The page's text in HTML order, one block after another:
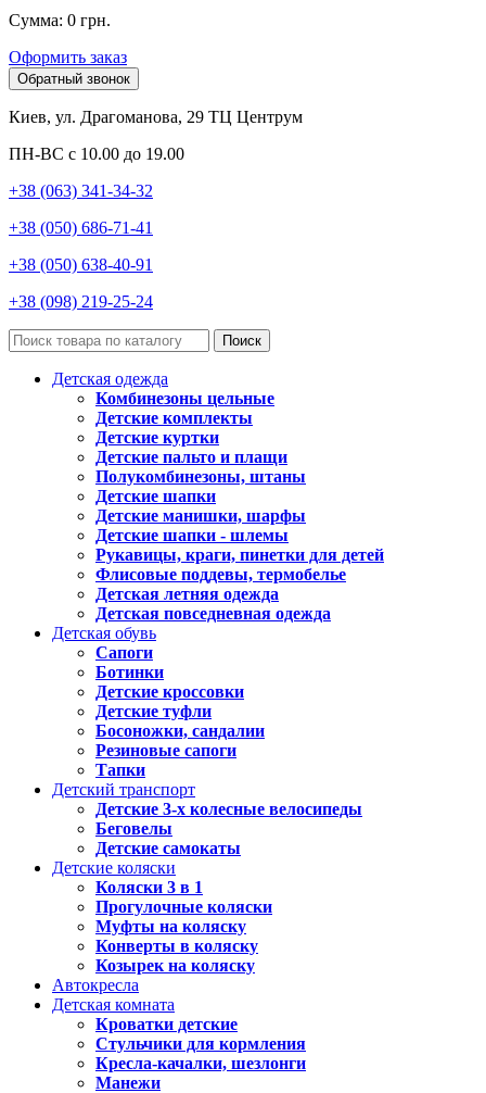
Сумма: 0 грн.
Оформить заказ
Обратный звонок
Киев, ул. Драгоманова, 29 ТЦ Центрум
ПН-ВС с 10.00 до 19.00
+38 (063) 341-34-32
+38 (050) 686-71-41
+38 (050) 638-40-91
+38 (098) 219-25-24
Поиск
Детская одежда
Комбинезоны цельные
Детские комплекты
Детские куртки
Детские пальто и плащи
Полукомбинезоны, штаны
Детские шапки
Детские манишки, шарфы
Детские шапки - шлемы
Рукавицы, краги, пинетки для детей
Флисовые поддевы, термобелье
Детская летняя одежда
Детская повседневная одежда
Детская обувь
Сапоги
Ботинки
Детские кроссовки
Детские туфли
Босоножки, сандалии
Резиновые сапоги
Тапки
Детский транспорт
Детские 3-х колесные велосипеды
Беговелы
Детские самокаты
Детские коляски
Коляски 3 в 1
Прогулочные коляски
Муфты на коляску
Конверты в коляску
Козырек на коляску
Автокресла
Детская комната
Кроватки детские
Стульчики для кормления
Кресла-качалки, шезлонги
Манежи